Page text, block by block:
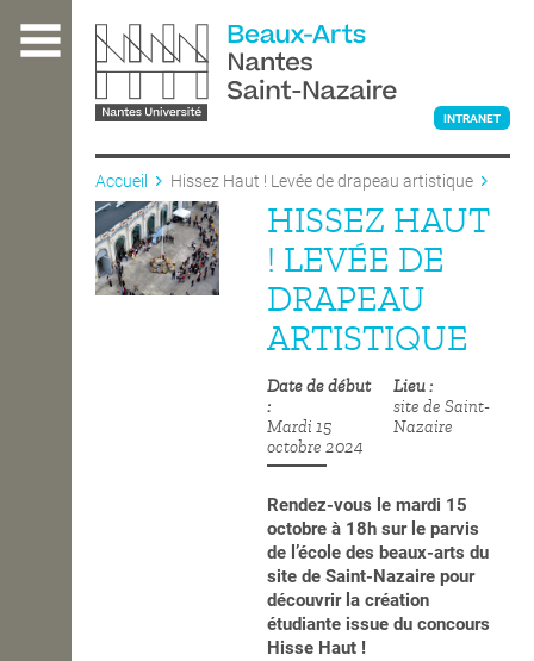
contenu
L'ÉCOLE
INTRANET
Accueil Hissez Haut ! Levée de drapeau artistique
HISSEZ HAUT
! LEVÉE DE
DRAPEAU
ARTISTIQUE
Date de début
Mardi 15
octobre 2024
Lieu
site de Saint-
Nazaire
Rendez-vous le mardi 15
octobre à 18h sur le parvis
de l’école des beaux-arts du
site de Saint-Nazaire pour
découvrir la création
étudiante issue du concours
Hisse Haut !